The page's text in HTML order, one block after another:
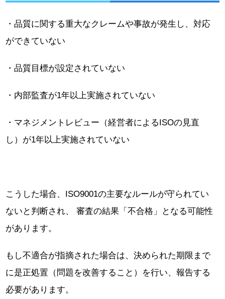
・品質に関する重大なクレームや事故が発生し、対応
ができていない
・品質目標が設定されていない
・内部監査が1年以上実施されていない
・マネジメントレビュー（経営者によるISOの見直
し）が1年以上実施されていない
こうした場合、ISO9001の主要なルールが守られてい
ないと判断され、 審査の結果「不合格」となる可能性
があります。
もし不適合が指摘された場合は、決められた期限まで
に是正処置（問題を改善すること）を行い、報告する
必要があります。